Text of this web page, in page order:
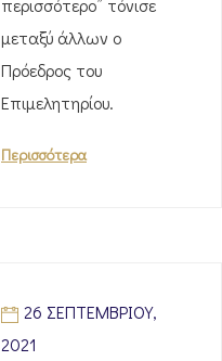
περισσότερο” τόνισε
μεταξύ άλλων ο
Πρόεδρος του
Επιμελητηρίου.
Περισσότερα
26 ΣΕΠΤΕΜΒΡΊΟΥ,
2021